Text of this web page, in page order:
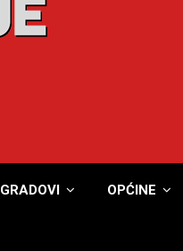
GRADOVI OPĆINE